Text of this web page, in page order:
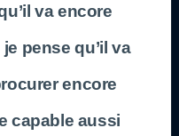
va encore
pense qu’il va
encore
capable aussi